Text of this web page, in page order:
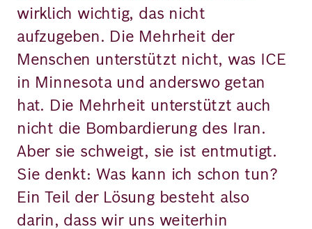
wirklich wichtig, das nicht
aufzugeben. Die Mehrheit der
Menschen unterstützt nicht, was ICE
in Minnesota und anderswo getan
hat. Die Mehrheit unterstützt auch
nicht die Bombardierung des Iran.
Aber sie schweigt, sie ist entmutigt.
Sie denkt: Was kann ich schon tun?
Ein Teil der Lösung besteht also
darin, dass wir uns weiterhin